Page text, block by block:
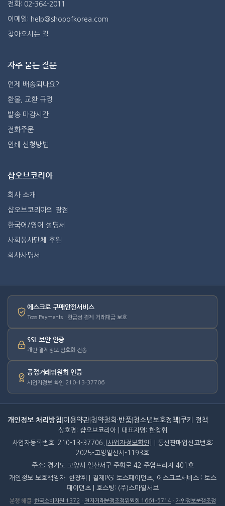
전화: 02-364-2011
이메일: help@shopofkorea.com
찾아오시는 길
자주 묻는 질문
언제 배송되나요?
환불, 교환 규정
발송 마감시간
전화주문
인쇄 신청방법
샵오브코리아
회사 소개
샵오브코리아의 장점
한국어/영어 설명서
사회봉사단체 후원
회사사명서
에스크로 구매안전서비스
Toss Payments · 현금성 결제 거래대금 보호
SSL 보안 인증
개인·결제정보 암호화 전송
공정거래위원회 인증
사업자정보 확인 210-13-37706
개인정보 처리방침 이용약관 청약철회·반품 청소년보호정책 쿠키 정책
상호명: 샵오브코리아 | 대표자명: 한창휘
사업자등록번호: 210-13-37706
[사업자정보확인]
| 통신판매업신고번호:
2025-고양일산서-1193호
주소: 경기도 고양시 일산서구 주화로 42 주엽프라자 401호
개인정보 보호책임자: 한창휘 | 결제PG: 토스페이먼츠, 에스크로서비스 : 토스
페이먼츠 | 호스팅: (주)스마일서브
분쟁 해결: 한국소비자원 1372 · 전자거래분쟁조정위원회 1661-5714 · 개인정보분쟁조정